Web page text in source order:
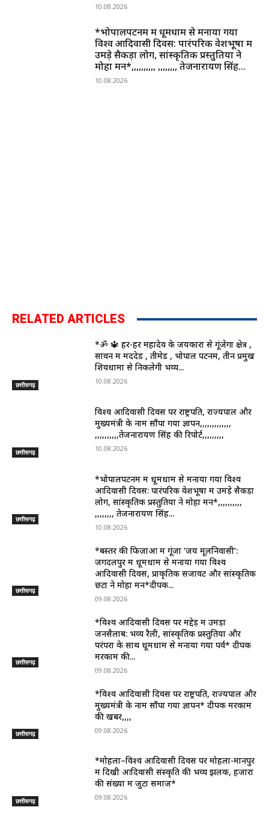
10.08.2026
*भोपालपटनम में धूमधाम से मनाया गया
विश्व आदिवासी दिवस: पारंपरिक वेशभूषा में
उमड़े सैकड़ों लोग, सांस्कृतिक प्रस्तुतियों ने
मोहा मन*,,,,,,,,,, ,,,,,,,, तेजनारायण सिंह...
10.08.2026
RELATED ARTICLES
छत्तीसगढ़
*ॐ 🔱 हर-हर महादेव के जयकारों से गूंजेगा क्षेत्र ,
सावन में मददेड , तीमेड , भोपाल पटनम, तीन प्रमुख
शिवधामों से निकलेगी भव्य...
10.08.2026
छत्तीसगढ़
विश्व आदिवासी दिवस पर राष्ट्रपति, राज्यपाल और
मुख्यमंत्री के नाम सौंपा गया ज्ञापन,,,,,,,,,,,,,
,,,,,,,,,,तेजनारायण सिंह की रिपोर्ट,,,,,,,,,
10.08.2026
छत्तीसगढ़
*भोपालपटनम में धूमधाम से मनाया गया विश्व
आदिवासी दिवस: पारंपरिक वेशभूषा में उमड़े सैकड़ों
लोग, सांस्कृतिक प्रस्तुतियों ने मोहा मन*,,,,,,,,,,
,,,,,,,, तेजनारायण सिंह...
10.08.2026
छत्तीसगढ़
*बस्तर की फिज़ाओं में गूंजा ‘जय मूलनिवासी’:
जगदलपुर में धूमधाम से मनाया गया विश्व
आदिवासी दिवस, प्राकृतिक सजावट और सांस्कृतिक
छटा ने मोहा मन*दीपक...
09.08.2026
छत्तीसगढ़
*विश्व आदिवासी दिवस पर मद्देड़ में उमड़ा
जनसैलाब: भव्य रैली, सांस्कृतिक प्रस्तुतियों और
परंपरा के साथ धूमधाम से मनाया गया पर्व* दीपक
मरकाम की...
09.08.2026
छत्तीसगढ़
*विश्व आदिवासी दिवस पर राष्ट्रपति, राज्यपाल और
मुख्यमंत्री के नाम सौंपा गया ज्ञापन* दीपक मरकाम
की खबर,,,,
09.08.2026
छत्तीसगढ़
*मोहला–विश्व आदिवासी दिवस पर मोहला-मानपुर
में दिखी आदिवासी संस्कृति की भव्य झलक, हजारों
की संख्या में जुटा समाज*
09.08.2026